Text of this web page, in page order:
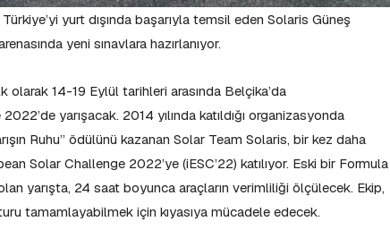
Türkiye’yi yurt dışında başarıyla temsil eden Solaris Güneş
yeni sınavlara hazırlanıyor.
14-19 Eylül tarihleri arasında Belçika’da
yarışacak. 2014 yılında katıldığı organizasyonda
Ruhu” ödülünü kazanan Solar Team Solaris, bir kez daha
Solar Challenge 2022’ye (iESC’22) katılıyor. Eski bir Formula
yarışta, 24 saat boyunca araçların verimliliği ölçülecek. Ekip,
tamamlayabilmek için kıyasıya mücadele edecek.